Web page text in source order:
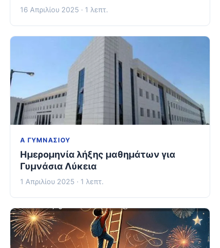
16 Απριλίου 2025 · 1 λεπτ.
Α ΓΥΜΝΑΣΊΟΥ
Ημερομηνία λήξης μαθημάτων για
Γυμνάσια Λύκεια
1 Απριλίου 2025 · 1 λεπτ.